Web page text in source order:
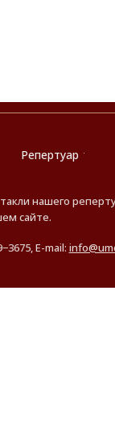
Репертуар
нашего
сайте.
E-mail: